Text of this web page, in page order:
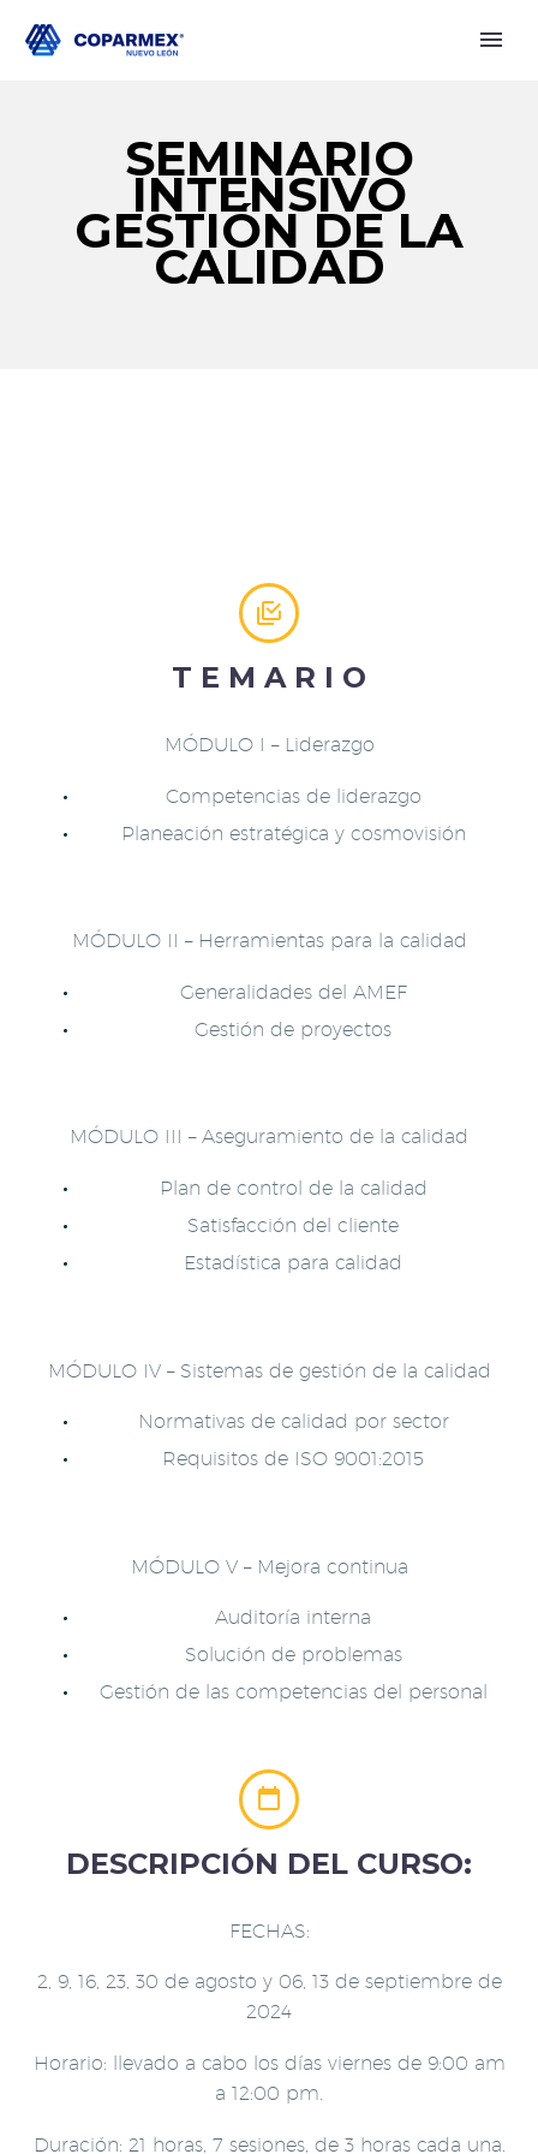
SEMINARIO
INTENSIVO
GESTIÓN DE LA
CALIDAD


T E M A R I O
MÓDULO I – Liderazgo
Competencias de liderazgo
Planeación estratégica y cosmovisión
MÓDULO II – Herramientas para la calidad
Generalidades del AMEF
Gestión de proyectos
MÓDULO III – Aseguramiento de la calidad
Plan de control de la calidad
Satisfacción del cliente
Estadística para calidad
MÓDULO IV – Sistemas de gestión de la calidad
Normativas de calidad por sector
Requisitos de ISO 9001:2015
MÓDULO V – Mejora continua
Auditoría interna
Solución de problemas
Gestión de las competencias del personal


DESCRIPCIÓN DEL CURSO:
FECHAS:
2, 9, 16, 23, 30 de agosto y 06, 13 de septiembre de
2024
Horario: llevado a cabo los días viernes de 9:00 am
a 12:00 pm.
Duración: 21 horas, 7 sesiones, de 3 horas cada una.